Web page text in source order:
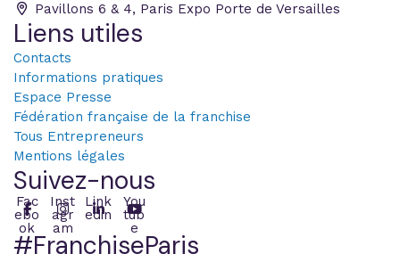
Pavillons 6 & 4, Paris Expo Porte de Versailles
Liens utiles
Contacts
Informations pratiques
Espace Presse
Fédération française de la franchise
Tous Entrepreneurs
Mentions légales
Suivez-nous
Fac
ebo
ok
Inst
agr
am
Link
edin
You
tub
e
#FranchiseParis